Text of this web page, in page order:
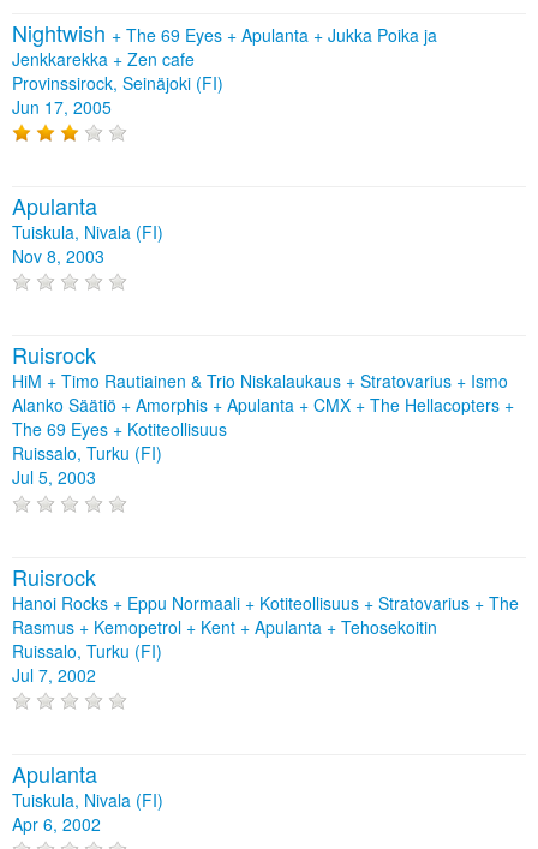
Nightwish + The 69 Eyes + Apulanta + Jukka Poika ja
Jenkkarekka + Zen cafe
Provinssirock, Seinäjoki (FI)
Jun 17, 2005
Apulanta
Tuiskula, Nivala (FI)
Nov 8, 2003
Ruisrock
HiM + Timo Rautiainen & Trio Niskalaukaus + Stratovarius + Ismo
Alanko Säätiö + Amorphis + Apulanta + CMX + The Hellacopters +
The 69 Eyes + Kotiteollisuus
Ruissalo, Turku (FI)
Jul 5, 2003
Ruisrock
Hanoi Rocks + Eppu Normaali + Kotiteollisuus + Stratovarius + The
Rasmus + Kemopetrol + Kent + Apulanta + Tehosekoitin
Ruissalo, Turku (FI)
Jul 7, 2002
Apulanta
Tuiskula, Nivala (FI)
Apr 6, 2002